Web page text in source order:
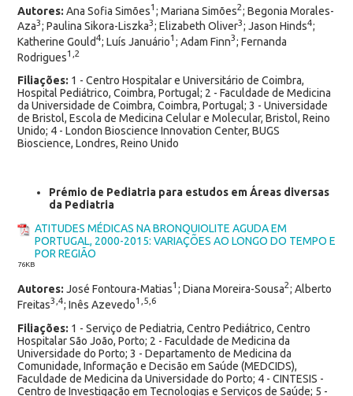
Autores: Ana Sofia Simões1 ; Mariana Simões2; Begonia Morales-
Aza3; Paulina Sikora-Liszka3; Elizabeth Oliver3; Jason Hinds4;
Katherine Gould4; Luís Januário1 ; Adam Finn3; Fernanda
Rodrigues1,2
Filiações: 1 - Centro Hospitalar e Universitário de Coimbra,
Hospital Pediátrico, Coimbra, Portugal; 2 - Faculdade de Medicina
da Universidade de Coimbra, Coimbra, Portugal; 3 - Universidade
de Bristol, Escola de Medicina Celular e Molecular, Bristol, Reino
Unido; 4 - London Bioscience Innovation Center, BUGS
Bioscience, Londres, Reino Unido
Prémio de Pediatria para estudos em Áreas diversas
da Pediatria
ATITUDES MÉDICAS NA BRONQUIOLITE AGUDA EM
PORTUGAL, 2000-2015: VARIAÇÕES AO LONGO DO TEMPO E
POR REGIÃO
76KB
Autores: José Fontoura-Matias1 ; Diana Moreira-Sousa2; Alberto
Freitas3,4; Inês Azevedo1,5,6
Filiações: 1 - Serviço de Pediatria, Centro Pediátrico, Centro
Hospitalar São João, Porto; 2 - Faculdade de Medicina da
Universidade do Porto; 3 - Departamento de Medicina da
Comunidade, Informação e Decisão em Saúde (MEDCIDS),
Faculdade de Medicina da Universidade do Porto; 4 - CINTESIS -
Centro de Investigação em Tecnologias e Serviços de Saúde; 5 -